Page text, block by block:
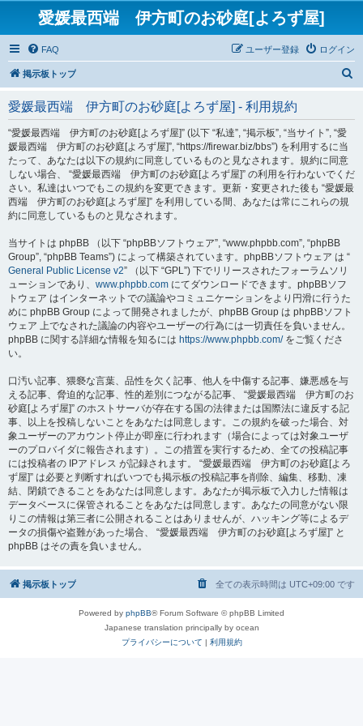
愛媛最西端 伊方町のお砂庭[よろず屋]
FAQ ログイン
ユーザー登録
掲示板トップ
愛媛最西端 伊方町のお砂庭[よろず屋] - 利用規約
“愛媛最西端 伊方町のお砂庭[よろず屋]” (以下 “私達”, “掲示板”, “当サイト”, “愛
媛最西端 伊方町のお砂庭[よろず屋]”, “https://firewar.biz/bbs”) を利用するに当
たって、あなたは以下の規約に同意しているものと見なされます。規約に同意
しない場合、 “愛媛最西端 伊方町のお砂庭[よろず屋]” の利用を行わないでくだ
さい。私達はいつでもこの規約を変更できます。更新・変更された後も “愛媛最
西端 伊方町のお砂庭[よろず屋]” を利用している間、あなたは常にこれらの規
約に同意しているものと見なされます。
当サイトは phpBB （以下 “phpBBソフトウェア”, “www.phpbb.com”, “phpBB
Group”, “phpBB Teams”) によって構築されています。phpBBソフトウェア は “
General Public License v2” （以下 “GPL”) 下でリリースされたフォーラムソリ
ューションであり、 www.phpbb.com にてダウンロードできます。phpBBソフ
トウェア はインターネットでの議論やコミュニケーションをより円滑に行うた
めに phpBB Group によって開発されましたが、phpBB Group は phpBBソフト
ウェア 上でなされた議論の内容やユーザーの行為には一切責任を負いません。
phpBB に関する詳細な情報を知るには https://www.phpbb.com/をご覧くださ
い。
口汚い記事、猥褻な言葉、品性を欠く記事、他人を中傷する記事、嫌悪感を与
える記事、脅迫的な記事、性的差別につながる記事、 “愛媛最西端 伊方町のお
砂庭[よろず屋]” のホストサーバが存在する国の法律または国際法に違反する記
事、以上を投稿しないことをあなたは同意します。この規約を破った場合、対
象ユーザーのアカウント停止が即座に行われます（場合によっては対象ユーザ
ーのプロバイダに報告されます）。この措置を実行するため、全ての投稿記事
には投稿者の IPアドレス が記録されます。 “愛媛最西端 伊方町のお砂庭[よろ
ず屋]” は必要と判断すればいつでも掲示板の投稿記事を削除、編集、移動、凍
結、閉鎖できることをあなたは同意します。あなたが掲示板で入力した情報は
データベースに保管されることをあなたは同意します。あなたの同意がない限
りこの情報は第三者に公開されることはありませんが、ハッキング等によるデ
ータの損傷や盗難があった場合、 “愛媛最西端 伊方町のお砂庭[よろず屋]” と
phpBB はその責を負いません。
掲示板トップ 全ての表示時間は UTC+09:00 です
Powered by phpBB® Forum Software © phpBB Limited
Japanese translation principally by ocean
プライバシーについて | 利用規約